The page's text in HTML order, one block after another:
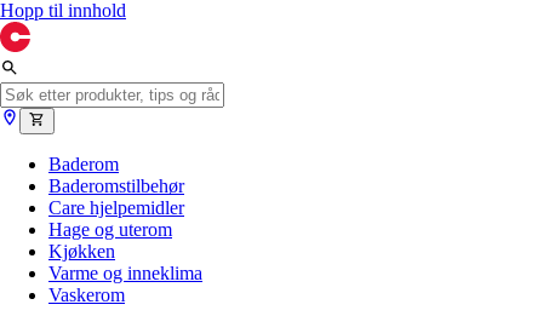
Hopp til innhold
Baderom
Baderomstilbehør
Care hjelpemidler
Hage og uterom
Kjøkken
Varme og inneklima
Vaskerom